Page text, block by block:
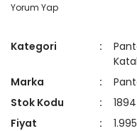
Yorum Yap
Kategori
Marka
Stok Kodu
1894
Fiyat